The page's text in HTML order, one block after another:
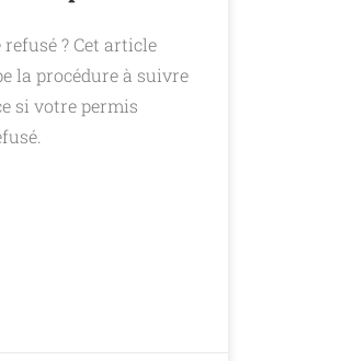
? Cet article
la procédure à suivre
si votre permis